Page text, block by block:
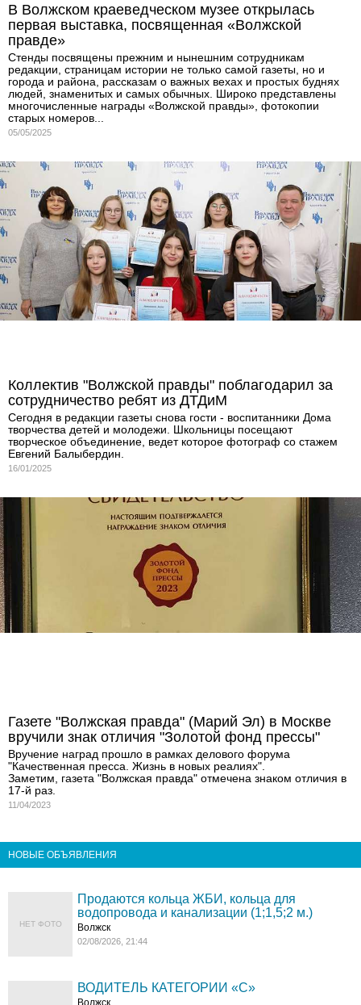
В Волжском краеведческом музее открылась
первая выставка, посвященная «Волжской
правде»
Стенды посвящены прежним и нынешним сотрудникам
редакции, страницам истории не только самой газеты, но и
города и района, рассказам о важных вехах и простых буднях
людей, знаменитых и самых обычных. Широко представлены
многочисленные награды «Волжской правды», фотокопии
старых номеров...
05/05/2025
Коллектив "Волжской правды" поблагодарил за
сотрудничество ребят из ДТДиМ
Сегодня в редакции газеты снова гости - воспитанники Дома
творчества детей и молодежи. Школьницы посещают
творческое объединение, ведет которое фотограф со стажем
Евгений Балыбердин.
16/01/2025
Газете "Волжская правда" (Марий Эл) в Москве
вручили знак отличия "Золотой фонд прессы"
Вручение наград прошло в рамках делового форума
"Качественная пресса. Жизнь в новых реалиях".
Заметим, газета "Волжская правда" отмечена знаком отличия в
17-й раз.
11/04/2023
НОВЫЕ ОБЪЯВЛЕНИЯ
НЕТ ФОТО
Продаются кольца ЖБИ, кольца для
водопровода и канализации (1;1,5;2 м.)
Волжск
02/08/2026, 21:44
ВОДИТЕЛЬ КАТЕГОРИИ «C»
Волжск